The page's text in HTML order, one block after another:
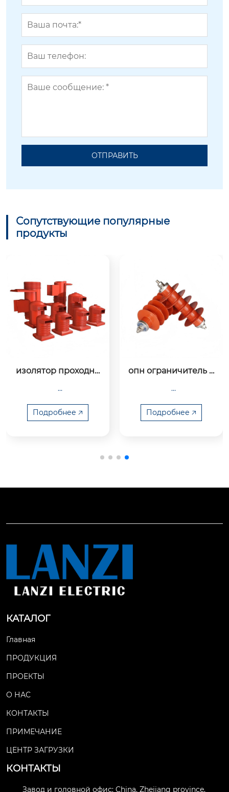
ОТПРАВИТЬ
Сопутствующие популярные
продукты
изолятор проходно
Подробнее 🡥
опн ограничитель п
кру ксо 10-35 кв
Подробнее 🡥
КАТАЛОГ
Главная
ПРОДУКЦИЯ
ПРОЕКТЫ
О НАС
КОНТАКТЫ
ПРИМЕЧАНИЕ
ЦЕНТР ЗАГРУЗКИ
КОНТАКТЫ
Завод и головной офис: China, Zhejiang province,